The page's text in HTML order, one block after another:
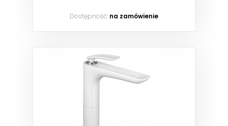
Dostępność: na zamówienie